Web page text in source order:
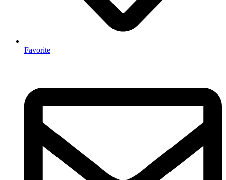
Favorite